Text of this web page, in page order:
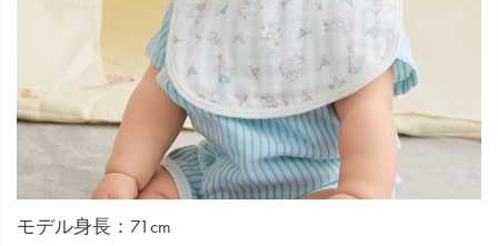
モデル身長：71cm